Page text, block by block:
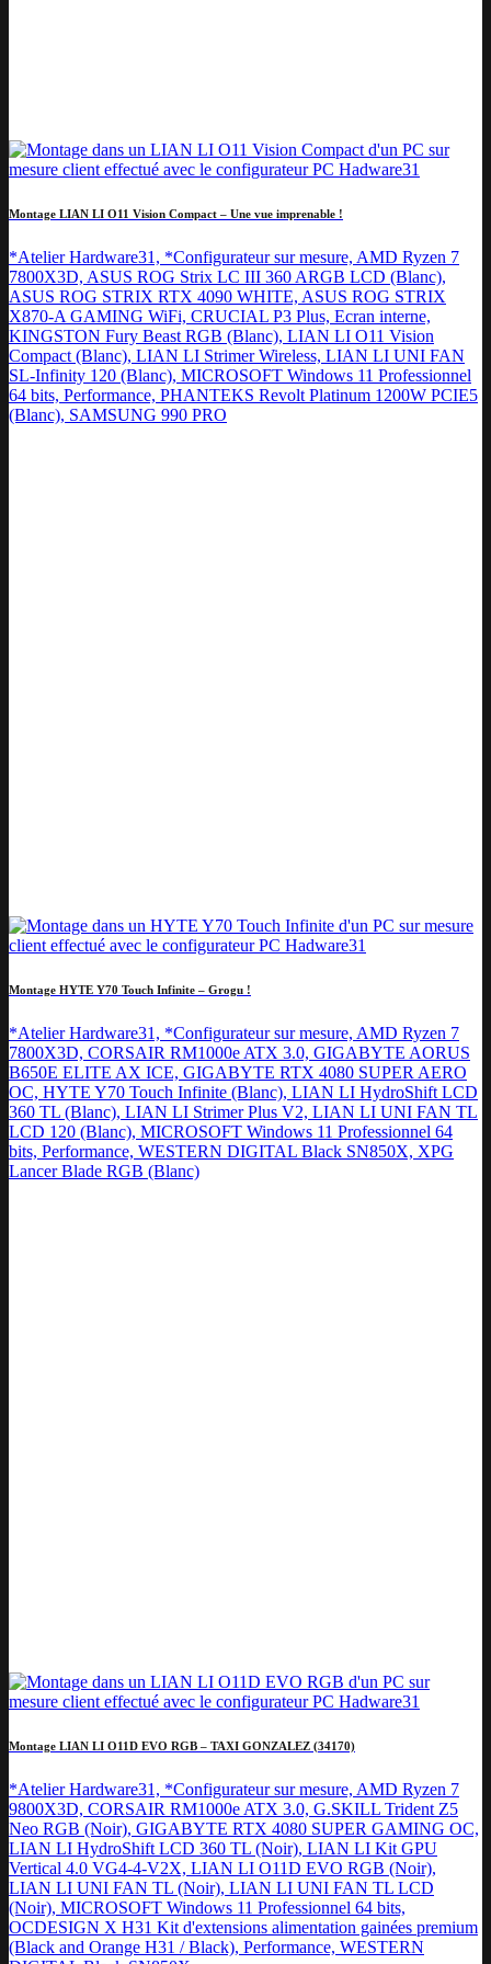
Montage LIAN LI O11 Vision Compact – Une vue imprenable !
*Atelier Hardware31, *Configurateur sur mesure, AMD Ryzen 7
7800X3D, ASUS ROG Strix LC III 360 ARGB LCD (Blanc),
ASUS ROG STRIX RTX 4090 WHITE, ASUS ROG STRIX
X870-A GAMING WiFi, CRUCIAL P3 Plus, Ecran interne,
KINGSTON Fury Beast RGB (Blanc), LIAN LI O11 Vision
Compact (Blanc), LIAN LI Strimer Wireless, LIAN LI UNI FAN
SL-Infinity 120 (Blanc), MICROSOFT Windows 11 Professionnel
64 bits, Performance, PHANTEKS Revolt Platinum 1200W PCIE5
(Blanc), SAMSUNG 990 PRO
Montage HYTE Y70 Touch Infinite – Grogu !
*Atelier Hardware31, *Configurateur sur mesure, AMD Ryzen 7
7800X3D, CORSAIR RM1000e ATX 3.0, GIGABYTE AORUS
B650E ELITE AX ICE, GIGABYTE RTX 4080 SUPER AERO
OC, HYTE Y70 Touch Infinite (Blanc), LIAN LI HydroShift LCD
360 TL (Blanc), LIAN LI Strimer Plus V2, LIAN LI UNI FAN TL
LCD 120 (Blanc), MICROSOFT Windows 11 Professionnel 64
bits, Performance, WESTERN DIGITAL Black SN850X, XPG
Lancer Blade RGB (Blanc)
Montage LIAN LI O11D EVO RGB – TAXI GONZALEZ (34170)
*Atelier Hardware31, *Configurateur sur mesure, AMD Ryzen 7
9800X3D, CORSAIR RM1000e ATX 3.0, G.SKILL Trident Z5
Neo RGB (Noir), GIGABYTE RTX 4080 SUPER GAMING OC,
LIAN LI HydroShift LCD 360 TL (Noir), LIAN LI Kit GPU
Vertical 4.0 VG4-4-V2X, LIAN LI O11D EVO RGB (Noir),
LIAN LI UNI FAN TL (Noir), LIAN LI UNI FAN TL LCD
(Noir), MICROSOFT Windows 11 Professionnel 64 bits,
OCDESIGN X H31 Kit d'extensions alimentation gainées premium
(Black and Orange H31 / Black), Performance, WESTERN